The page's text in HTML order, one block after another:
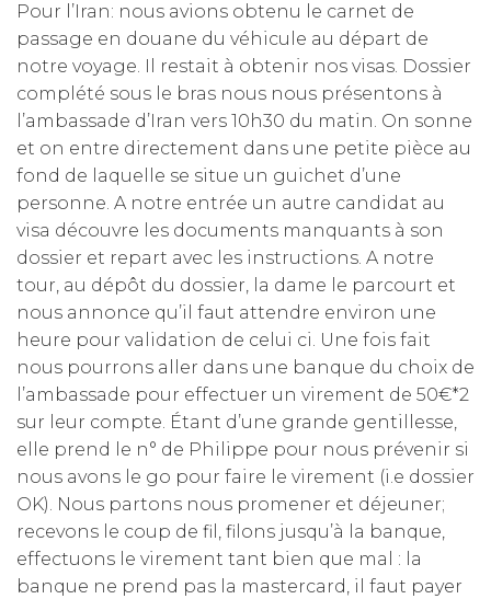
Pour l’Iran: nous avions obtenu le carnet de
passage en douane du véhicule au départ de
notre voyage. Il restait à obtenir nos visas. Dossier
complété sous le bras nous nous présentons à
l’ambassade d’Iran vers 10h30 du matin. On sonne
et on entre directement dans une petite pièce au
fond de laquelle se situe un guichet d’une
personne. A notre entrée un autre candidat au
visa découvre les documents manquants à son
dossier et repart avec les instructions. A notre
tour, au dépôt du dossier, la dame le parcourt et
nous annonce qu’il faut attendre environ une
heure pour validation de celui ci. Une fois fait
nous pourrons aller dans une banque du choix de
l’ambassade pour effectuer un virement de 50€*2
sur leur compte. Étant d’une grande gentillesse,
elle prend le n° de Philippe pour nous prévenir si
nous avons le go pour faire le virement (i.e dossier
OK). Nous partons nous promener et déjeuner;
recevons le coup de fil, filons jusqu’à la banque,
effectuons le virement tant bien que mal : la
banque ne prend pas la mastercard, il faut payer